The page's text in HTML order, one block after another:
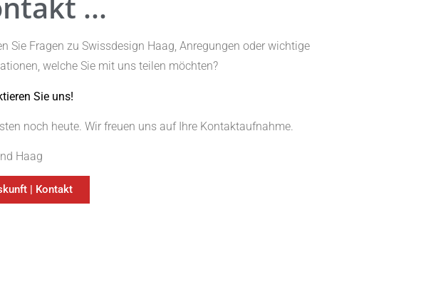
Sie Fragen zu Swissdesign Haag, Anregungen oder wichtige
welche Sie mit uns teilen möchten?
Sie uns!
noch heute. Wir freuen uns auf Ihre Kontaktaufnahme.
Haag
| Kontakt